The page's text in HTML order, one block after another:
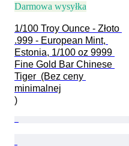
Darmowa wysyłka
1/100 Troy Ounce - Złoto
.999 - European Mint,
Estonia, 1/100 oz 9999
Fine Gold Bar Chinese
Tiger  (Bez ceny
minimalnej
)